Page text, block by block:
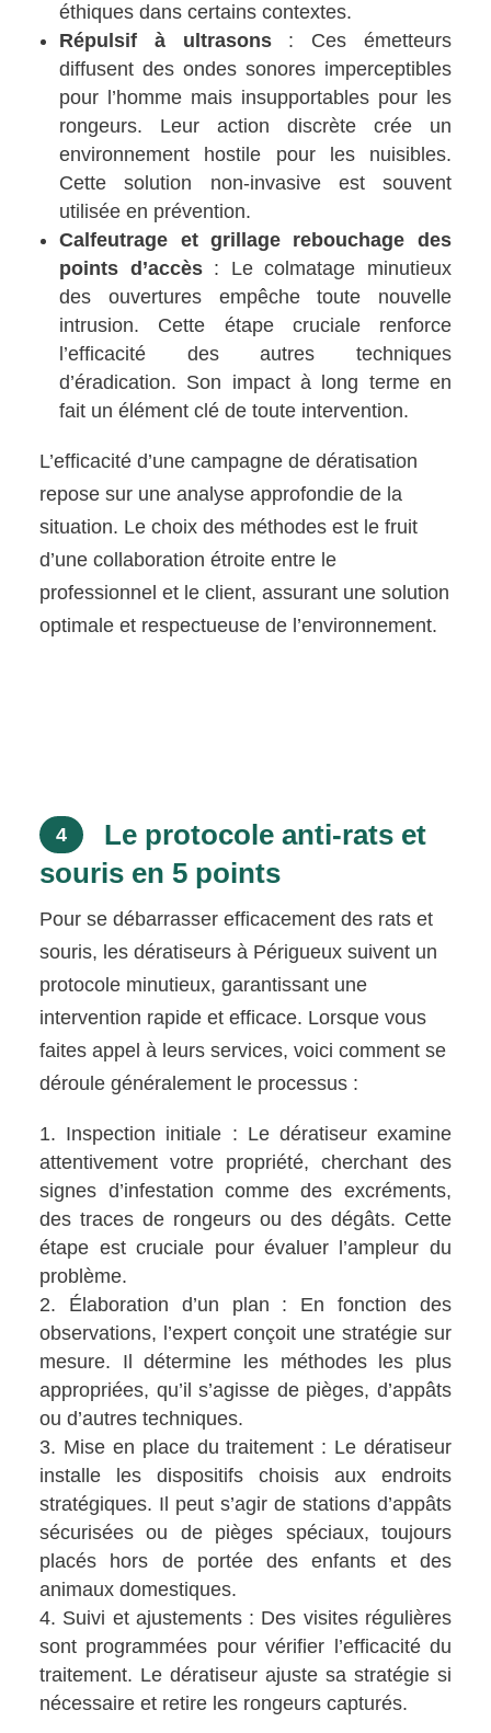
éthiques dans certains contextes.
Répulsif à ultrasons: Ces émetteurs
diffusent des ondes sonores imperceptibles
pour l’homme mais insupportables pour les
rongeurs. Leur action discrète crée un
environnement hostile pour les nuisibles.
Cette solution non-invasive est souvent
utilisée en prévention.
Calfeutrage et grillage rebouchage des
points d’accès: Le colmatage minutieux
des ouvertures empêche toute nouvelle
intrusion. Cette étape cruciale renforce
l’efficacité des autres techniques
d’éradication. Son impact à long terme en
fait un élément clé de toute intervention.
L’efficacité d’une campagne de dératisation
repose sur une analyse approfondie de la
situation. Le choix des méthodes est le fruit
d’une collaboration étroite entre le
professionnel et le client, assurant une solution
optimale et respectueuse de l’environnement.
4
Le protocole anti-rats et
souris en 5 points
Pour se débarrasser efficacement des rats et
souris, les dératiseurs à Périgueux suivent un
protocole minutieux, garantissant une
intervention rapide et efficace. Lorsque vous
faites appel à leurs services, voici comment se
déroule généralement le processus :
Inspection initiale : Le dératiseur examine
attentivement votre propriété, cherchant des
signes d’infestation comme des excréments,
des traces de rongeurs ou des dégâts. Cette
étape est cruciale pour évaluer l’ampleur du
problème.
Élaboration d’un plan : En fonction des
observations, l’expert conçoit une stratégie sur
mesure. Il détermine les méthodes les plus
appropriées, qu’il s’agisse de pièges, d’appâts
ou d’autres techniques.
Mise en place du traitement : Le dératiseur
installe les dispositifs choisis aux endroits
stratégiques. Il peut s’agir de stations d’appâts
sécurisées ou de pièges spéciaux, toujours
placés hors de portée des enfants et des
animaux domestiques.
Suivi et ajustements : Des visites régulières
sont programmées pour vérifier l’efficacité du
traitement. Le dératiseur ajuste sa stratégie si
nécessaire et retire les rongeurs capturés.